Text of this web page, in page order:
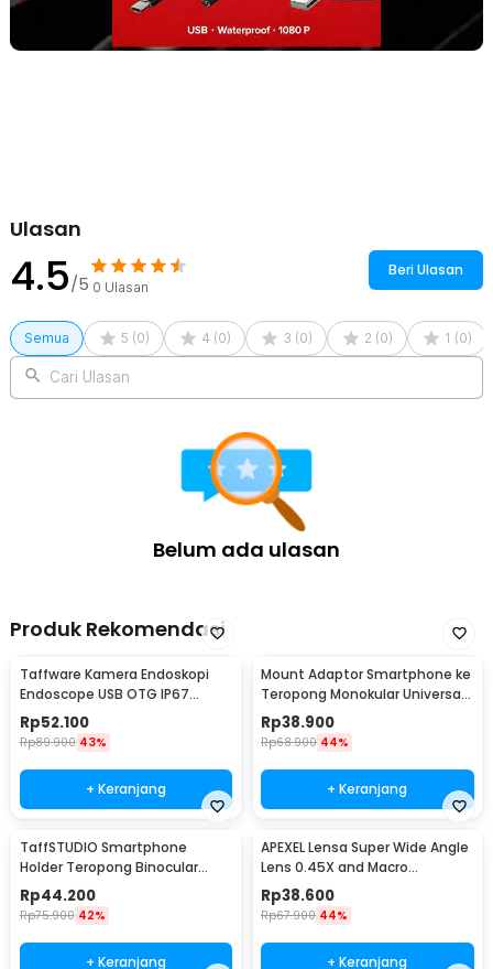
Ulasan
4.5/5 0 Ulasan
Beri Ulasan
Semua 5 (0) 4 (0) 3 (0) 2 (0) 1 (0)
Cari Ulasan
Belum ada ulasan
Produk Rekomendasi
Taffware Kamera Endoskopi
Endoscope USB OTG IP67
Borescope LED 480P - AN98B
Rp52.100
Rp89.900 43%
+ Keranjang
Mount Adaptor Smartphone ke
Teropong Monokular Universal
Digiscoping - WNJ-01
Rp38.900
Rp68.900 44%
+ Keranjang
TaffSTUDIO Smartphone
Holder Teropong Binocular
Monocular - CM4
Rp44.200
Rp75.900 42%
+ Keranjang
APEXEL Lensa Super Wide Angle
Lens 0.45X and Macro
Smartphone - APL-0.45WM
Rp38.600
Rp67.900 44%
+ Keranjang